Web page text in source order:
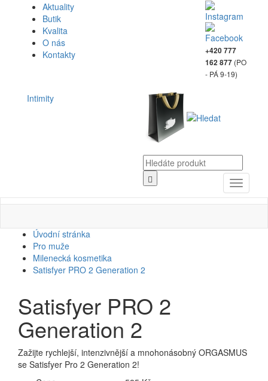
Aktuality
Butik
Kvalita
O nás
Kontakty
+420 777
162 877 (PO
- PÁ 9-19)
Intimity
Toggle
Úvodní stránka
Pro muže
Milenecká kosmetika
Satisfyer PRO 2 Generation 2
Satisfyer PRO 2
Generation 2
Zažijte rychlejší, intenzivnější a mnohonásobný ORGASMUS
se Satisfyer Pro 2 Generation 2!